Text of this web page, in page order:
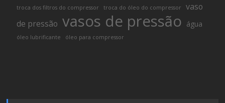
troca dos filtros do compressor troca do óleo do compressor
vaso
de pressão vasos de pressão água
óleo lubrificante óleo para compressor